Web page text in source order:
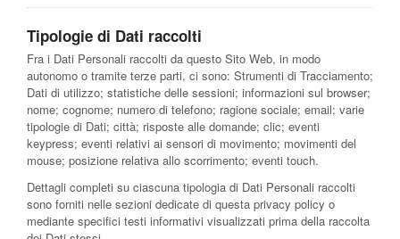
Tipologie di Dati raccolti
Fra i Dati Personali raccolti da questo Sito Web, in modo
autonomo o tramite terze parti, ci sono: Strumenti di Tracciamento;
Dati di utilizzo; statistiche delle sessioni; informazioni sul browser;
nome; cognome; numero di telefono; ragione sociale; email; varie
tipologie di Dati; città; risposte alle domande; clic; eventi
keypress; eventi relativi ai sensori di movimento; movimenti del
mouse; posizione relativa allo scorrimento; eventi touch.
Dettagli completi su ciascuna tipologia di Dati Personali raccolti
sono forniti nelle sezioni dedicate di questa privacy policy o
mediante specifici testi informativi visualizzati prima della raccolta